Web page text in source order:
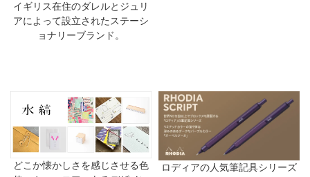
イギリス在住のダレルとジュリ
アによって設立されたステーシ
ョナリーブランド。
どこか懐かしさを感じさせる色
ロディアの人気筆記具シリーズ